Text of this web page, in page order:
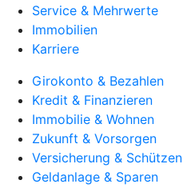
Service & Mehrwerte
Immobilien
Karriere
Girokonto & Bezahlen
Kredit & Finanzieren
Immobilie & Wohnen
Zukunft & Vorsorgen
Versicherung & Schützen
Geldanlage & Sparen